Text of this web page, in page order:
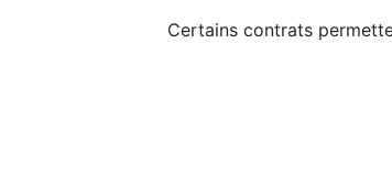
Certains contrats